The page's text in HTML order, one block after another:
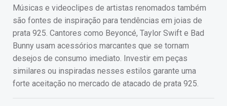
Músicas e videoclipes de artistas renomados também
são fontes de inspiração para tendências em joias de
prata 925. Cantores como Beyoncé, Taylor Swift e Bad
Bunny usam acessórios marcantes que se tornam
desejos de consumo imediato. Investir em peças
similares ou inspiradas nesses estilos garante uma
forte aceitação no mercado de atacado de prata 925.